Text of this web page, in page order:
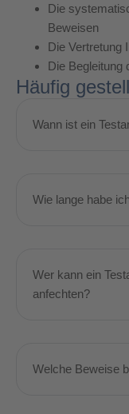
Die
Beweisen
Die Vertretung
Die Begleitung
Häufig
Wann ist ein
Wie lange habe
Wer kann ein
anfechten?
Welche Beweise